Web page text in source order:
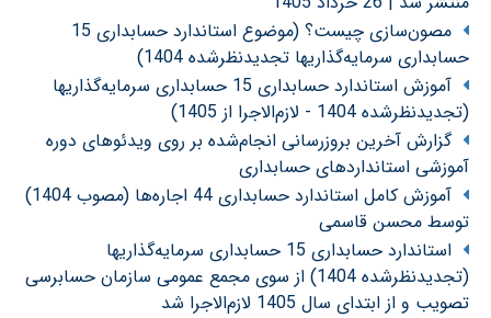
مصون‌سازی چیست؟ (موضوع استاندارد حسابداری 15
حسابداری سرمایه‌گذاریها تجدیدنظرشده 1404)
آموزش استاندارد حسابداری 15 حسابداری سرمایه‌گذاریها
(تجدیدنظرشده 1404 - لازم‌الاجرا از 1405)
گزارش آخرین بروزرسانی انجام‌شده بر روی ویدئوهای دوره
آموزشی استانداردهای حسابداری
آموزش کامل استاندارد حسابداری 44 اجاره‌ها (مصوب 1404)
توسط محسن قاسمی
استاندارد حسابداری 15 حسابداری سرمایه‌گذاریها
(تجدیدنظرشده 1404) از سوی مجمع عمومی سازمان حسابرسی
تصویب و از ابتدای سال 1405 لازم‌الاجرا شد